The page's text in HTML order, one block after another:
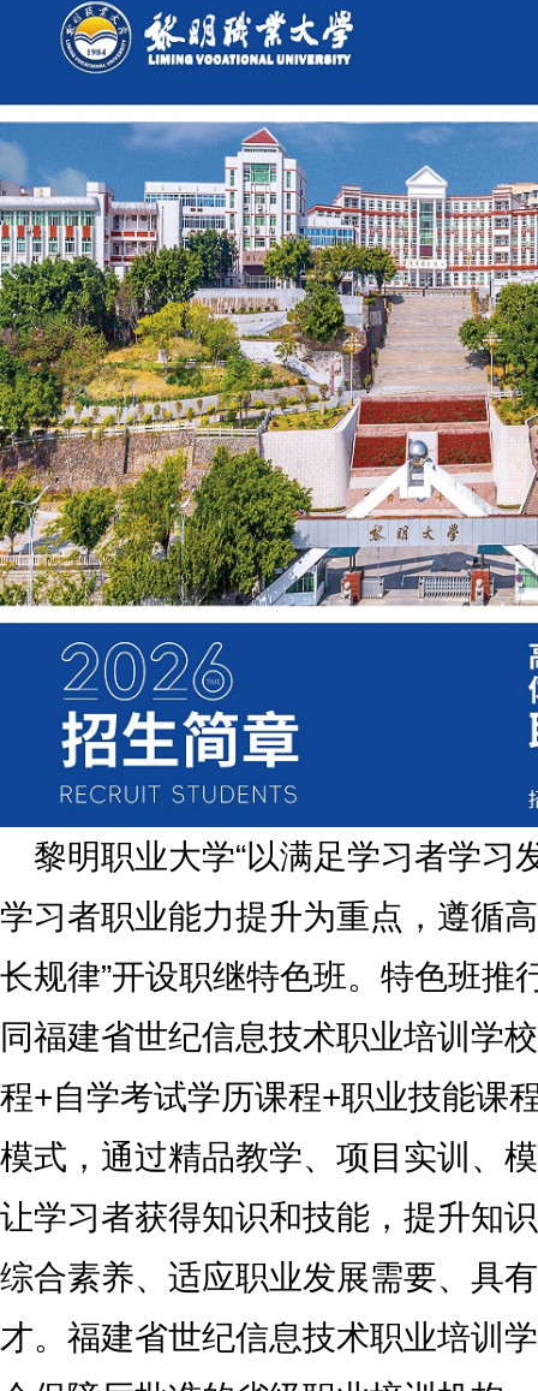
黎明职业大学“以满足学习者学习
学习者职业能力提升为重点，遵循
长规律”开设职继特色班。特色班推
同福建省世纪信息技术职业培训学
程+自学考试学历课程+职业技能课
模式，通过精品教学、项目实训、
让学习者获得知识和技能，提升知
综合素养、适应职业发展需要、具
才。福建省世纪信息技术职业培训